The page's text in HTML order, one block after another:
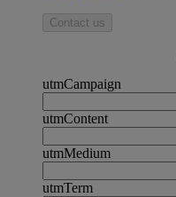
Contact us
utmCampaign
utmContent
utmMedium
utmTerm